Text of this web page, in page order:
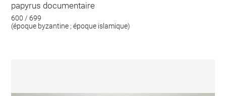
papyrus documentaire
600 / 699
(époque byzantine ; époque islamique)